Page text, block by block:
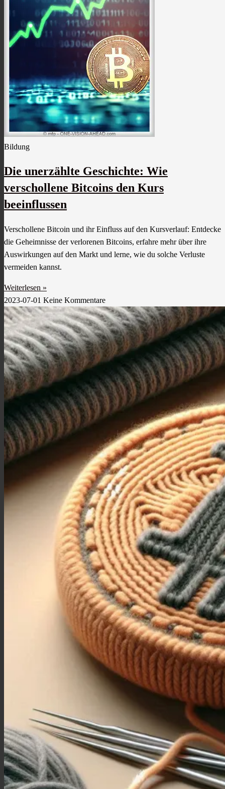
Bildung
Die unerzählte Geschichte: Wie
verschollene Bitcoins den Kurs
beeinflussen
Verschollene Bitcoin und ihr Einfluss auf den Kursverlauf: Entdecke
die Geheimnisse der verlorenen Bitcoins, erfahre mehr über ihre
Auswirkungen auf den Markt und lerne, wie du solche Verluste
vermeiden kannst.
Weiterlesen »
2023-07-01 Keine Kommentare